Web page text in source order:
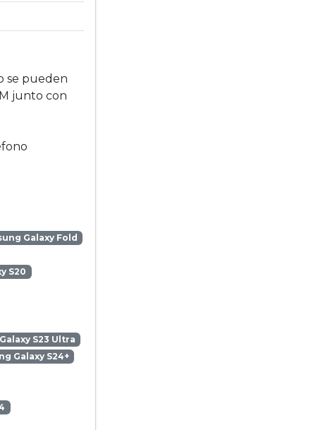
se pueden
junto con
Galaxy Fold
S20
S23 Ultra
Galaxy S24+